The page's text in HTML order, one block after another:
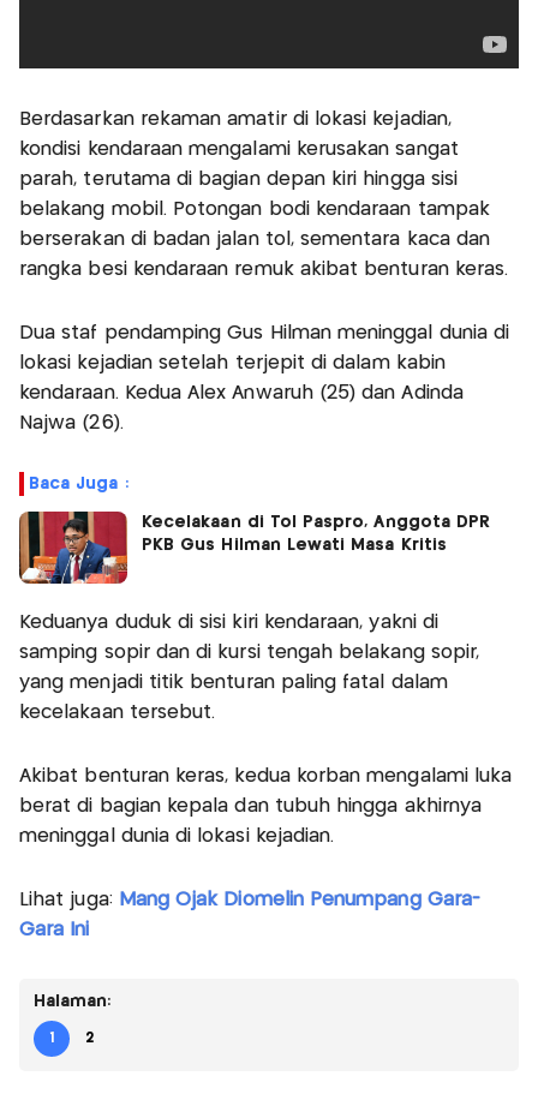
Berdasarkan rekaman amatir di lokasi kejadian,
kondisi kendaraan mengalami kerusakan sangat
parah, terutama di bagian depan kiri hingga sisi
belakang mobil. Potongan bodi kendaraan tampak
berserakan di badan jalan tol, sementara kaca dan
rangka besi kendaraan remuk akibat benturan keras.
Dua staf pendamping Gus Hilman meninggal dunia di
lokasi kejadian setelah terjepit di dalam kabin
kendaraan. Kedua Alex Anwaruh (25) dan Adinda
Najwa (26).
Baca Juga :
Kecelakaan di Tol Paspro, Anggota DPR
PKB Gus Hilman Lewati Masa Kritis
Keduanya duduk di sisi kiri kendaraan, yakni di
samping sopir dan di kursi tengah belakang sopir,
yang menjadi titik benturan paling fatal dalam
kecelakaan tersebut.
Akibat benturan keras, kedua korban mengalami luka
berat di bagian kepala dan tubuh hingga akhirnya
meninggal dunia di lokasi kejadian.
Lihat juga: Mang Ojak Diomelin Penumpang Gara-
Gara Ini
Halaman:
1 2